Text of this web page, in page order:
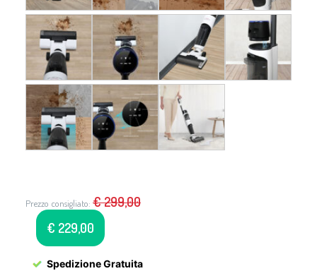
Prezzo consigliato: €299,00
€ 229,00
Spedizione Gratuita